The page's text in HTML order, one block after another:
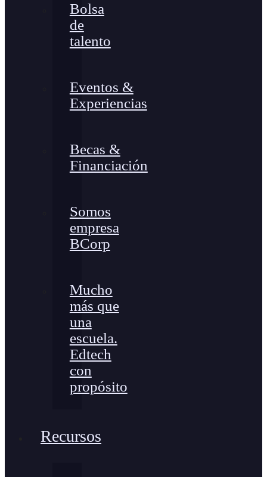
Bolsa
de
talento
Eventos &
Experiencias
Becas &
Financiación
Somos
empresa
BCorp
Mucho
más que
una
escuela.
Edtech
con
propósito
Recursos